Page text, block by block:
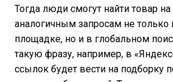
Тогда люди смогут найти товар
аналогичным запросам не только
площадке, но и в глобальном
такую фразу, например, в
ссылок будет вести на подборку